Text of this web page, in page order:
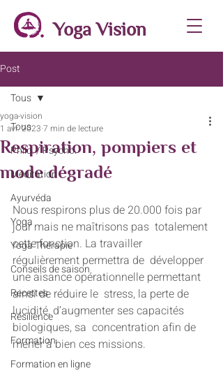
Yoga Vision
Post
Tous
Philo. / Psycho.
Méditation
Ayurvéda
Yoga
Yoga Thérapie
Conseils de saison
Recettes
Résilience
Formation
Formation en ligne
Tous
Respiration, pompiers et
mode dégradé
yoga-vision
1 avr. 2023 7 min de lecture
Nous respirons plus de 20.000 fois par
jour mais ne maîtrisons pas  totalement
cette fonction. La travailler
régulièrement permettra de  développer
une aisance opérationnelle permettant
ainsi de réduire le  stress, la perte de
lucidité, d’augmenter ses capacités
biologiques, sa  concentration afin de
mener à bien ces missions.